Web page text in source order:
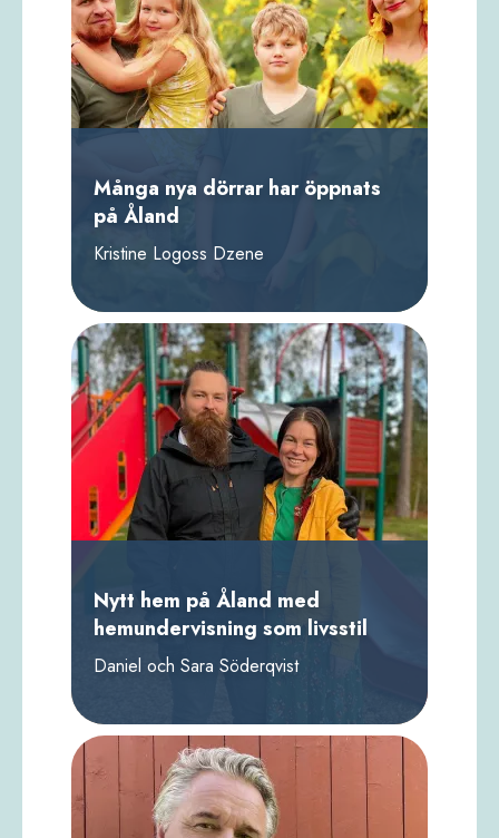
Många nya dörrar har öppnats
på Åland
Kristine Logoss Dzene
Nytt hem på Åland med
hemundervisning som livsstil
Daniel och Sara Söderqvist